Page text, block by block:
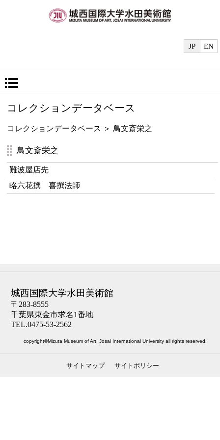
EN
JP
コレクションデータベース
コレクションデータベース ＞ 鳥文斎栄之
鳥文斎栄之
難波屋店先
略六花撰 喜撰法師
城西国際大学水田美術館
〒283-8555
千葉県東金市求名1番地
TEL.0475-53-2562
copyright©Mizuta Museum of Art, Josai International University all rights reserved.
サイトマップ サイトポリシー